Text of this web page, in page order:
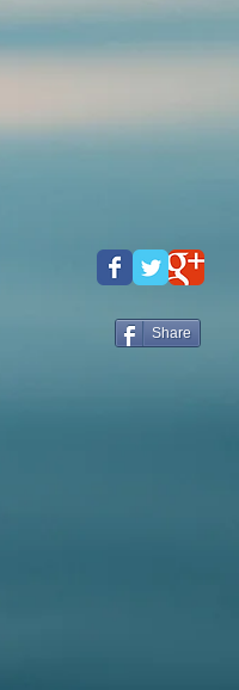
Share